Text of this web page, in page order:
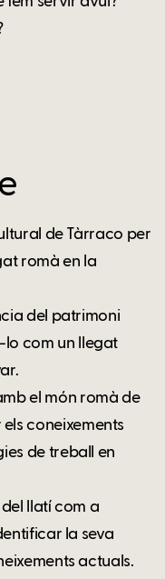
de Tàrraco per
romà en la
del patrimoni
com un llegat
el món romà de
coneixements
de treball en
llatí com a
la seva
actuals.